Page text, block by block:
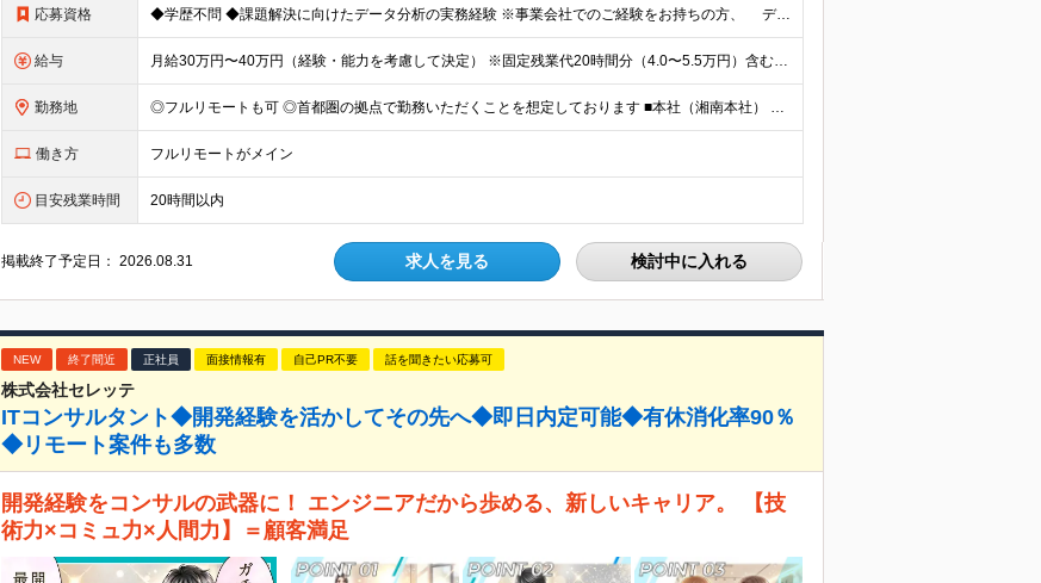
応募資格 ◆学歴不問 ◆課題解決に向けたデータ分析の実務経験 ※事業会社でのご経験をお持ちの方、 データ分析～プレゼンまでのご経験をお持ちの方は尚歓迎します ＜歓迎要件・求める人物像＞ ◎複雑な課題を整理し
給与 月給30万円〜40万円（経験・能力を考慮して決定） ※固定残業代20時間分（4.0〜5.5万円）含む／超過分は全額支給 ※経験・スキルを考慮のうえ決定いたします ※6ヶ月の試用期間あり。期間中の待遇に
勤務地 ◎フルリモートも可 ◎首都圏の拠点で勤務いただくことを想定しております ■本社（湘南本社） 神奈川県藤沢市辻堂神台2-2-1 アイクロス湘南8階 └JR東海道線「辻堂駅」徒歩3分 ■東北支社 秋田
働き方 フルリモートがメイン
目安残業時間 20時間以内
掲載終了予定日：2026.08.31 求人を見る 検討中に入れる
NEW 終了間近 正社員 面接情報有 自己PR不要 話を聞きたい応募可
株式会社セレッテ
ITコンサルタント◆開発経験を活かしてその先へ◆即日内定可能◆有休消化率90％
◆リモート案件も多数
開発経験をコンサルの武器に！ エンジニアだから歩める、新しいキャリア。 【技
術力×コミュ力×人間力】＝顧客満足